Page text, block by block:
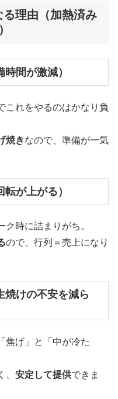
理由（加熱済み
間が激減）
れをやるのはかなり負
焼きなので、準備が一気
が上がる）
時に詰まりがち。
ので、行列＝売上になり
けの不安を減ら
焦げ」と「中が冷た
安定して提供できま